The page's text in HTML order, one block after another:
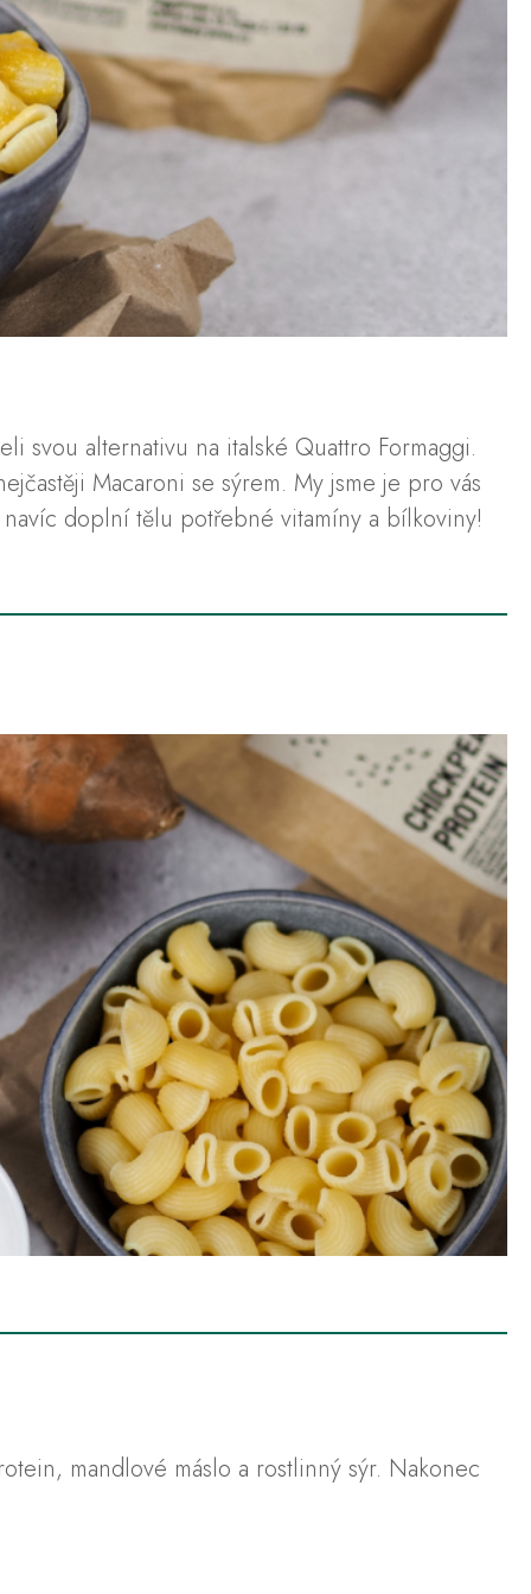
svou alternativu na italské Quattro Formaggi.
Macaroni se sýrem. My jsme je pro vás
doplní tělu potřebné vitamíny a bílkoviny!
mandlové máslo a rostlinný sýr. Nakonec